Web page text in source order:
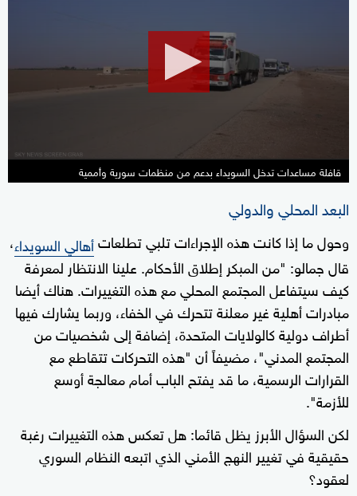
قافلة مساعدات تدخل السويداء بدعم من منظمات سورية وأممية
البعد المحلي والدولي
وحول ما إذا كانت هذه الإجراءات تلبي تطلعاتأهالي السويداء،
قال جمالو: "من المبكر إطلاق الأحكام. علينا الانتظار لمعرفة
كيف سيتفاعل المجتمع المحلي مع هذه التغييرات. هناك أيضا
مبادرات أهلية غير معلنة تتحرك في الخفاء، وربما يشارك فيها
أطراف دولية كالولايات المتحدة، إضافة إلى شخصيات من
المجتمع المدني"، مضيفاً أن "هذه التحركات تتقاطع مع
القرارات الرسمية، ما قد يفتح الباب أمام معالجة أوسع
للأزمة".
لكن السؤال الأبرز يظل قائما: هل تعكس هذه التغييرات رغبة
حقيقية في تغيير النهج الأمني الذي اتبعه النظام السوري
لعقود؟